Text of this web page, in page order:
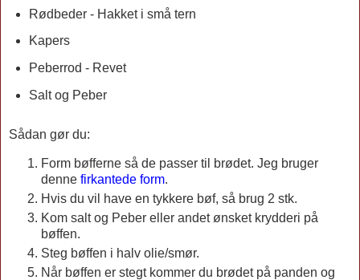
Rødbeder - Hakket i små tern
Kapers
Peberrod - Revet
Salt og Peber
Sådan gør du:
Form bøfferne så de passer til brødet. Jeg bruger
denne firkantede form.
Hvis du vil have en tykkere bøf, så brug 2 stk.
Kom salt og Peber eller andet ønsket krydderi på
bøffen.
Steg bøffen i halv olie/smør.
Når bøffen er stegt kommer du brødet på panden og